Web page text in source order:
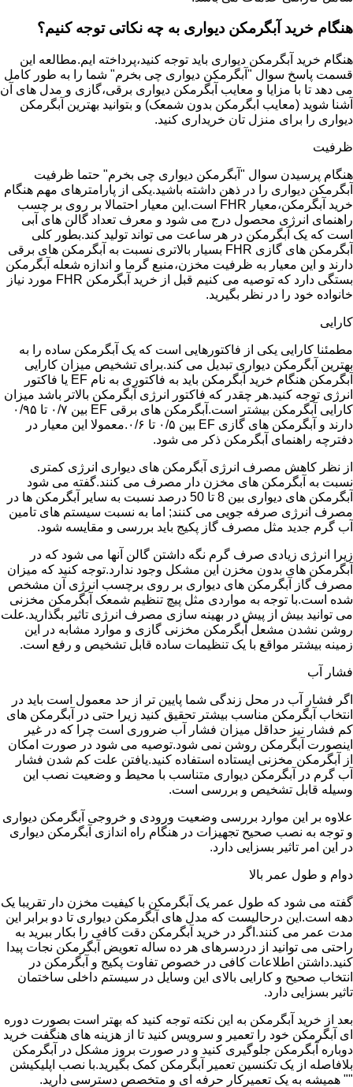
هنگام خرید آبگرمکن دیواری به چه نکاتی توجه کنیم؟
هنگام خرید آبگرمکن دیواری باید توجه کنید،پرداخته ایم.مطالعه این
قسمت پاسخ سوال "آبگرمکن دیواری چی بخرم" شما را به طور کامل
می دهد تا با مزایا و معایب آبگرمکن دیواری برقی،گازی و مدل های آن
آشنا شوید (معایب ابگرمکن بدون شمعک) و بتوانید بهترین آبگرمکن
دیواری را برای منزل تان خریداری کنید.
ظرفیت
هنگام پرسیدن سوال "آبگرمکن دیواری چی بخرم" حتما ظرفیت
آبگرمکن دیواری را در ذهن داشته باشید.یکی از پارامترهای مهم هنگام
خرید آبگرمکن،معیار FHR است.این معیار احتمالا بر روی بر چسب
راهنمای انرژی محصول درج می شود و معرف تعداد گالن های آبی
است که یک آبگرمکن در هر ساعت می تواند تولید کند.بطور کلی
آبگرمکن های گازی FHR بسیار بالاتری نسبت به آبگرمکن های برقی
دارند و این معیار به ظرفیت مخزن،منبع گرما و اندازه شعله آبگرمکن
بستگی دارد که توصیه می کنیم قبل از خرید آبگرمکن FHR مورد نیاز
خانواده خود را در نظر بگیرید.
کارایی
مطمئنا کارایی یکی از فاکتورهایی است که یک آبگرمکن ساده را به
بهترین آبگرمکن دیواری تبدیل می کند.برای تشخیص میزان کارایی
آبگرمکن هنگام خرید آبگرمکن باید به فاکتوری به نام EF یا فاکتور
انرژی توجه کنید.هر چقدر که فاکتور انرژی آبگرمکن بالاتر باشد میزان
کارایی آبگرمکن بیشتر است.آبگرمکن های برقی EF بین ۰/۷ تا ۰/۹۵
دارند و آبگرمکن های گازی EF بین ۰/۵ تا ۰/۶.معمولا این معیار در
دفترچه راهنمای آبگرمکن ذکر می شود.
از نظر کاهش مصرف انرژی آبگرمکن های دیواری انرژی کمتری
نسبت به آبگرمکن های مخزن دار مصرف می کنند.گفته می شود
آبگرمکن های دیواری بین 8 تا 50 درصد نسبت به سایر آبگرمکن ها در
مصرف انرژی صرفه جویی می کنند; اما به نسبت سیستم های تامین
آب گرم جدید مثل مصرف گاز پکیج باید بررسی و مقایسه شود.
زیرا انرژی زیادی صرف گرم نگه داشتن گالن آنها می شود که در
آبگرمکن های بدون مخزن این مشکل وجود ندارد.توجه کنید که میزان
مصرف گاز آبگرمکن های دیواری بر روی برچسب انرژی آن مشخص
شده است.با توجه به مواردی مثل پیچ تنظیم شمعک آبگرمکن مخزنی
می توانید بیش از پیش در بهینه سازی مصرف انرژی تاثیر بگذارید.علت
روشن نشدن مشعل آبگرمکن مخزنی گازی و موارد مشابه در این
زمینه بیشتر مواقع با یک تنظیمات ساده قابل تشخیص و رفع است.
فشار آب
اگر فشار آب در محل زندگی شما پایین تر از حد معمول است باید در
انتخاب آبگرمکن مناسب بیشتر تحقیق کنید زیرا حتی در آبگرمکن های
کم فشار نیز حداقل میزان فشار آب ضروری است چرا که در غیر
اینصورت آبگرمکن روشن نمی شود.توصیه می شود در صورت امکان
از آبگرمکن مخزنی ایستاده استفاده کنید.یافتن علت کم شدن فشار
آب گرم در آبگرمکن دیواری متناسب با محیط و وضعیت نصب این
وسیله قابل تشخیص و بررسی است.
علاوه بر این موارد بررسی وضعیت ورودی و خروجی آبگرمکن دیواری
و توجه به نصب صحیح تجهیزات در هنگام راه اندازی آبگرمکن دیواری
در این امر تاثیر بسزایی دارد.
دوام و طول عمر بالا
گفته می شود که طول عمر یک آبگرمکن با کیفیت مخزن دار تقریبا یک
دهه است.این درحالیست که مدل های آبگرمکن دیواری تا دو برابر این
مدت عمر می کنند.اگر در خرید آبگرمکن دقت کافی را بکار ببرید به
راحتی می توانید از دردسرهای هر ده ساله تعویض آبگرمکن نجات پیدا
کنید.داشتن اطلاعات کافی در خصوص تفاوت پکیج و آبگرمکن در
انتخاب صحیح و کارایی بالای این وسایل در سیستم داخلی ساختمان
تاثیر بسزایی دارد.
بعد از خرید آبگرمکن به این نکته توجه کنید که بهتر است بصورت دوره
ای آبگرمکن خود را تعمیر و سرویس کنید تا از هزینه های هنگفت خرید
دوباره آبگرمکن جلوگیری کنید و در صورت بروز مشکل در آبگرمکن
بلافاصله از یک تکنسین تعمیر آبگرمکن کمک بگیرید.با نصب اپلیکیشن
"" همیشه به یک تعمیرکار حرفه ای و متخصص دسترسی دارید.